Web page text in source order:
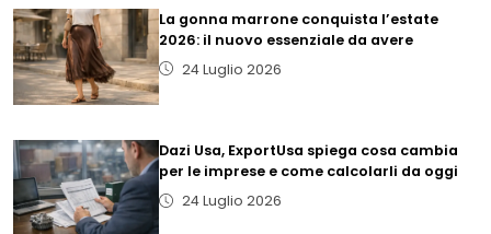
La gonna marrone conquista l’estate
2026: il nuovo essenziale da avere
24 Luglio 2026
Dazi Usa, ExportUsa spiega cosa cambia
per le imprese e come calcolarli da oggi
24 Luglio 2026